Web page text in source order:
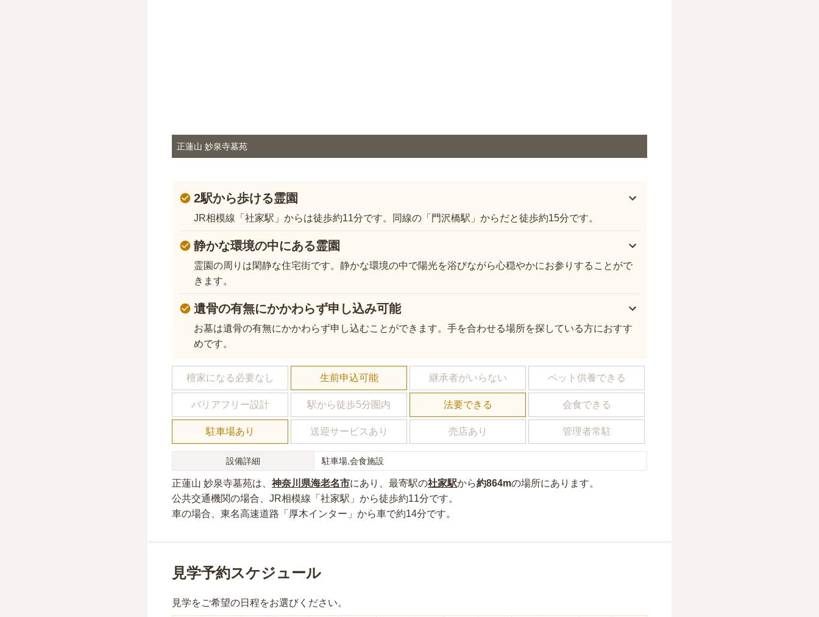
正蓮山 妙泉寺墓苑
2駅から歩ける霊園
JR相模線「社家駅」からは徒歩約11分です。同線の「門沢橋駅」からだと徒歩約15分です。
静かな環境の中にある霊園
霊園の周りは閑静な住宅街です。静かな環境の中で陽光を浴びながら心穏やかにお参りすることがで
きます。
遺骨の有無にかかわらず申し込み可能
お墓は遺骨の有無にかかわらず申し込むことができます。手を合わせる場所を探している方におすす
めです。
檀家になる必要なし 生前申込可能 継承者がいらない ペット供養できる
バリアフリー設計 駅から徒歩5分圏内 法要できる 会食できる
駐車場あり 送迎サービスあり 売店あり 管理者常駐
設備詳細 駐車場,会食施設
正蓮山 妙泉寺墓苑は、 神奈川県海老名市にあり 、最寄駅の社家駅から約864mの場所にあり ます。
公共交通機関の場合 、JR相模線「社家駅」から徒歩約11分です。
車の場合 、東名高速道路「厚木インター」から車で約14分です。
見学予約スケジュール
見学をご希望の日程をお選びください。